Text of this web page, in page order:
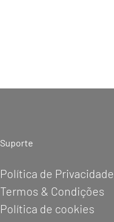
Suporte
Política de Privacidade
Termos & Condições
Política de cookies